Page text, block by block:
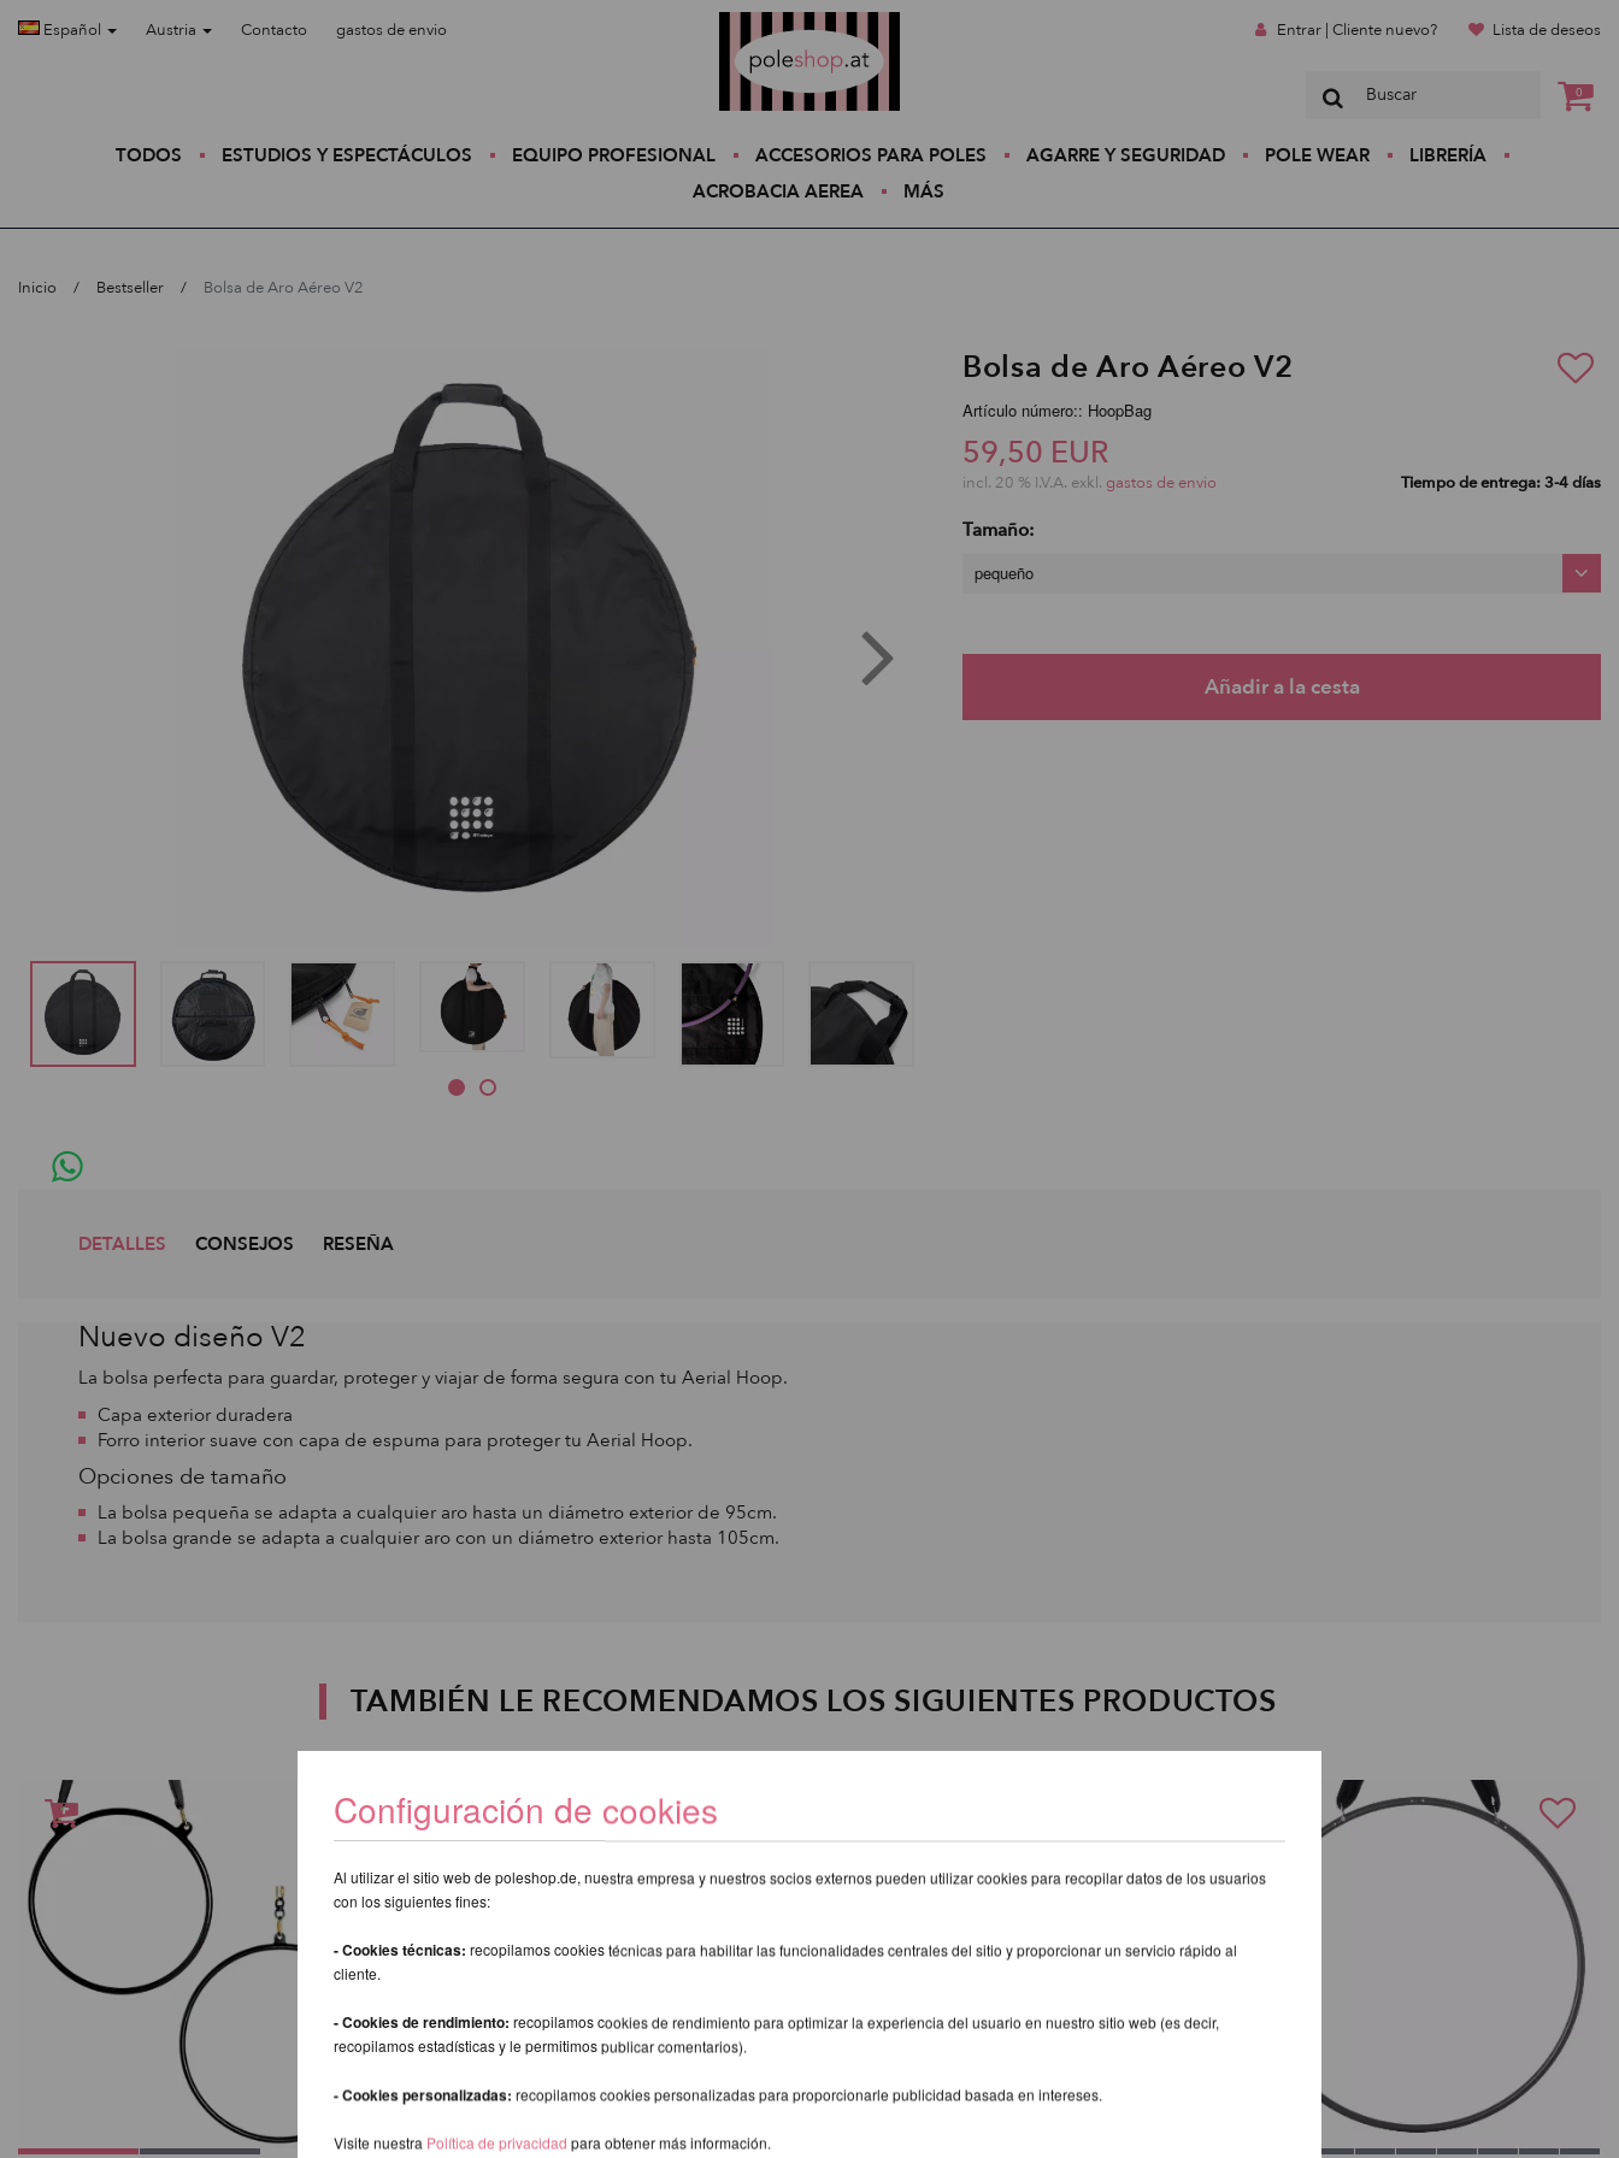
Español Austria Contacto gastos de envio Entrar | Cliente nuevo? Lista de deseos
0
TODOS ESTUDIOS Y ESPECTÁCULOS EQUIPO PROFESIONAL ACCESORIOS PARA POLES AGARRE Y SEGURIDAD POLE WEAR
LIBRERÍA
ACROBACIA AEREA
MÁS
Inicio Bestseller Bolsa de Aro Aéreo V2
Bolsa de Aro Aéreo V2
Artículo número:: HoopBag
59,50 EUR
incl. 20 % I.V.A. exkl. gastos de envio Tiempo de entrega: 3-4 días
Tamaño:
pequeño
DETALLES CONSEJOS RESEÑA
Nuevo diseño V2
La bolsa perfecta para guardar, proteger y viajar de forma segura con tu Aerial Hoop.
Capa exterior duradera
Forro interior suave con capa de espuma para proteger tu Aerial Hoop.
Opciones de tamaño
La bolsa pequeña se adapta a cualquier aro hasta un diámetro exterior de 95cm.
La bolsa grande se adapta a cualquier aro con un diámetro exterior hasta 105cm.
TAMBIÉN LE RECOMENDAMOS LOS SIGUIENTES PRODUCTOS
Configuración de cookies
Al utilizar el sitio web de poleshop.de, nuestra empresa y nuestros socios externos pueden utilizar cookies para recopilar datos de los usuarios
con los siguientes fines:
- Cookies técnicas: recopilamos cookies técnicas para habilitar las funcionalidades centrales del sitio y proporcionar un servicio rápido al
cliente.
- Cookies de rendimiento: recopilamos cookies de rendimiento para optimizar la experiencia del usuario en nuestro sitio web (es decir,
recopilamos estadísticas y le permitimos publicar comentarios).
- Cookies personalizadas: recopilamos cookies personalizadas para proporcionarle publicidad basada en intereses.
Visite nuestra Política de privacidad para obtener más información.